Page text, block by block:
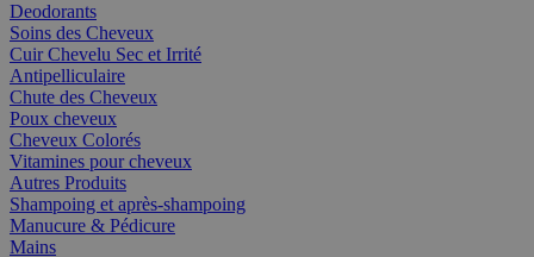
Deodorants
Soins des Cheveux
Cuir Chevelu Sec et Irrité
Antipelliculaire
Chute des Cheveux
Poux cheveux
Cheveux Colorés
Vitamines pour cheveux
Autres Produits
Shampoing et après-shampoing
Manucure & Pédicure
Mains